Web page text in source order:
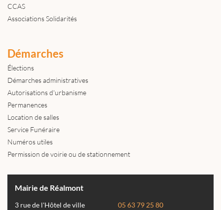
CCAS
Associations Solidarités
Démarches
Élections
Démarches administratives
Autorisations d'urbanisme
Permanences
Location de salles
Service Funéraire
Numéros utiles
Permission de voirie ou de stationnement
Mairie de Réalmont
3 rue de l'Hôtel de ville
05 63 79 25 80